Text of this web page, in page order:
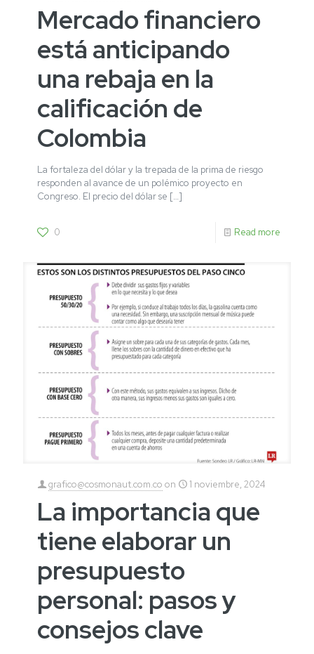
Mercado financiero
está anticipando
una rebaja en la
calificación de
Colombia
La fortaleza del dólar y la trepada de la prima de riesgo
responden al avance de un polémico proyecto en
Congreso. El precio del dólar se […]
0 Read more
grafico@cosmonaut.com.co on 1 noviembre, 2024
La importancia que
tiene elaborar un
presupuesto
personal: pasos y
consejos clave